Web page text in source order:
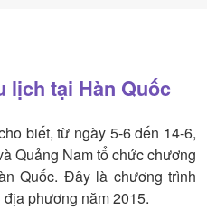
lịch tại Hàn Quốc
biết, từ ngày 5-6 đến 14-6,
Quảng Nam tổ chức chương
Quốc. Đây là chương trình
phương năm 2015.